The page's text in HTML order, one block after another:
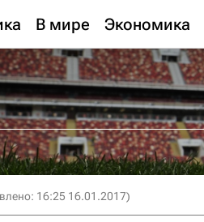
В мире Экономика
16:25 16.01.2017)